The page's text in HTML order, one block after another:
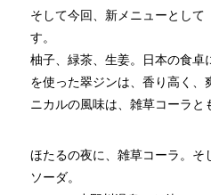
そして今回、新メニューとして
す。
柚子、緑茶、生姜。日本の食卓
を使った翠ジンは、香り高く、
ニカルの風味は、雑草コーラと
ほたるの夜に、雑草コーラ。そ
ソーダ。